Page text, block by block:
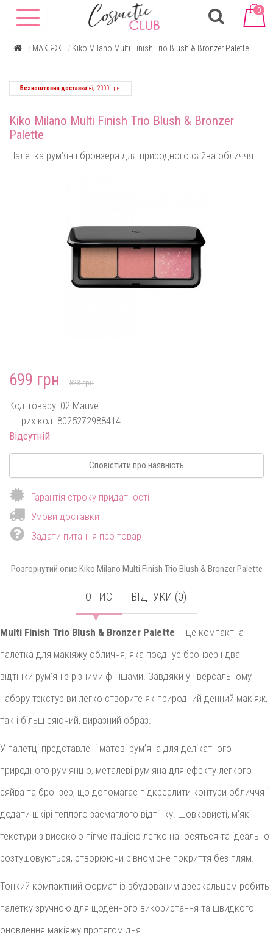
0
МАКІЯЖ Kiko Milano Multi Finish Trio Blush & Bronzer Palette
Безкоштовна доставка від 2000 грн
Kiko Milano Multi Finish Trio Blush & Bronzer
Palette
Палетка рум’ян і бронзера для природного сяйва обличчя
699 грн 823 грн
Код товару: 02 Mauve
Штрих-код: 8025272988414
Відсутній
Сповістити про наявність
Гарантія строку придатності
Умови доставки
Задати питання про товар
Розгорнутий опис Kiko Milano Multi Finish Trio Blush & Bronzer Palette
ОПИС ВІДГУКИ (0)
Multi Finish Trio Blush & Bronzer Palette – це компактна
палетка для макіяжу обличчя, яка поєднує бронзер і два
відтінки рум’ян з різними фінішами. Завдяки універсальному
набору текстур ви легко створите як природний денний макіяж,
так і більш сяючий, виразний образ.
У палетці представлені матові рум’яна для делікатного
природного рум’янцю, металеві рум’яна для ефекту легкого
сяйва та бронзер, що допомагає підкреслити контури обличчя і
додати шкірі теплого засмаглого відтінку. Шовковисті, м’які
текстури з високою пігментацією легко наносяться та ідеально
розтушовуються, створюючи рівномірне покриття без плям.
Тонкий компактний формат із вбудованим дзеркальцем робить
палетку зручною для щоденного використання та швидкого
оновлення макіяжу протягом дня.